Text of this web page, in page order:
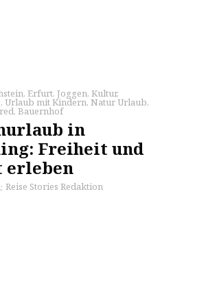
, Erfurt, Joggen, Kultur,
, Urlaub mit Kindern, Natur Urlaub,
, Bauernhof
in
Freiheit und
erleben
Reise Stories Redaktion